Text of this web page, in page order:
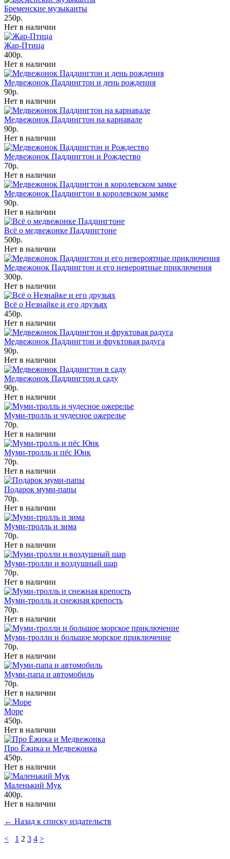
Бременские музыканты
250р.
Нет в наличии
Жар-Птица
400р.
Нет в наличии
Медвежонок Паддингтон и день рождения
90р.
Нет в наличии
Медвежонок Паддингтон на карнавале
90р.
Нет в наличии
Медвежонок Паддингтон и Рождество
70р.
Нет в наличии
Медвежонок Паддингтон в королевском замке
90р.
Нет в наличии
Всё о медвежонке Паддингтоне
500р.
Нет в наличии
Медвежонок Паддингтон и его невероятные приключения
300р.
Нет в наличии
Всё о Незнайке и его друзьях
450р.
Нет в наличии
Медвежонок Паддингтон и фруктовая радуга
90р.
Нет в наличии
Медвежонок Паддингтон в саду
90р.
Нет в наличии
Муми-тролль и чудесное ожерелье
70р.
Нет в наличии
Муми-тролль и пёс Юнк
70р.
Нет в наличии
Подарок муми-папы
70р.
Нет в наличии
Муми-тролль и зима
70р.
Нет в наличии
Муми-тролли и воздушный шар
70р.
Нет в наличии
Муми-тролль и снежная крепость
70р.
Нет в наличии
Муми-тролли и большое морское приключение
70р.
Нет в наличии
Муми-папа и автомобиль
70р.
Нет в наличии
Море
450р.
Нет в наличии
Про Ёжика и Медвежонка
450р.
Нет в наличии
Маленький Мук
400р.
Нет в наличии
← Назад к списку издательств
<
1 2 3 4 >